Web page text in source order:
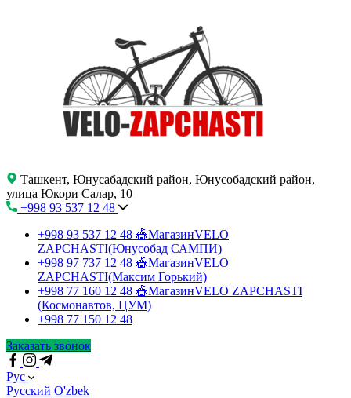
Ташкент, Юнусабадский район, Юнусобадский район,
улица Юкори Салар, 10
+998 93 537 12 48
+998 93 537 12 48 🎪МагазинVELO
ZAPCHASTI(Юнусобад САМПИ)
+998 97 737 12 48 🎪МагазинVELO
ZAPCHASTI(Максим Горький)
+998 77 160 12 48 🎪МагазинVELO ZAPCHASTI
(Космонавтов, ЦУМ)
+998 77 150 12 48
Заказать звонок
Рус
Русский O'zbek